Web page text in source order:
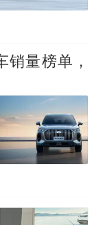
销量榜单，